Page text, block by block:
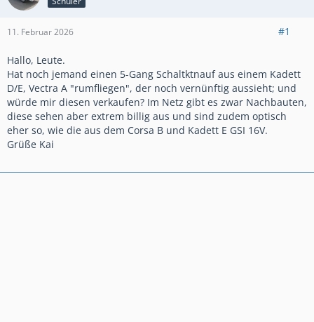
11. Februar 2026 #1
Hallo, Leute.
Hat noch jemand einen 5-Gang Schaltktnauf aus einem Kadett
D/E, Vectra A "rumfliegen", der noch vernünftig aussieht; und
würde mir diesen verkaufen? Im Netz gibt es zwar Nachbauten,
diese sehen aber extrem billig aus und sind zudem optisch
eher so, wie die aus dem Corsa B und Kadett E GSI 16V.
Grüße Kai